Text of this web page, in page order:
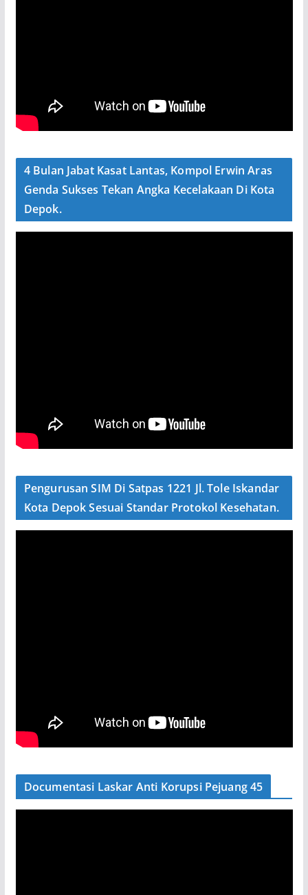
4 Bulan Jabat Kasat Lantas, Kompol Erwin Aras
Genda Sukses Tekan Angka Kecelakaan Di Kota
Depok.
Pengurusan SIM Di Satpas 1221 Jl. Tole Iskandar
Kota Depok Sesuai Standar Protokol Kesehatan.
Documentasi Laskar Anti Korupsi Pejuang 45